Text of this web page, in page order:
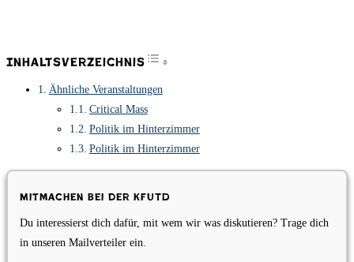
Inhaltsverzeichnis Toggle Table of Content
Ähnliche Veranstaltungen
Critical Mass
Politik im Hinterzimmer
Politik im Hinterzimmer
Mitmachen bei der KfUTD
Du interessierst dich dafür, mit wem wir was diskutieren? Trage dich
in unseren Mailverteiler ein.